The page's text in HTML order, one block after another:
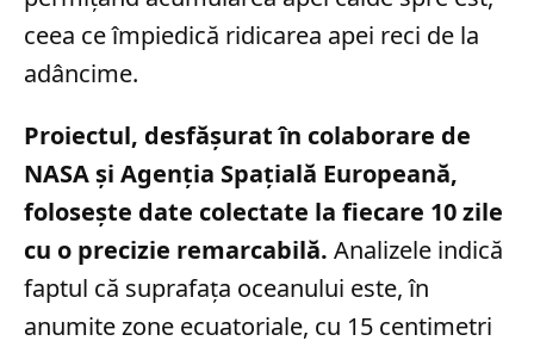
ceea ce împiedică ridicarea apei reci de la
adâncime.
Proiectul, desfășurat în colaborare de
NASA și Agenția Spațială Europeană,
folosește date colectate la fiecare 10 zile
cu o precizie remarcabilă. Analizele indică
faptul că suprafața oceanului este, în
anumite zone ecuatoriale, cu 15 centimetri